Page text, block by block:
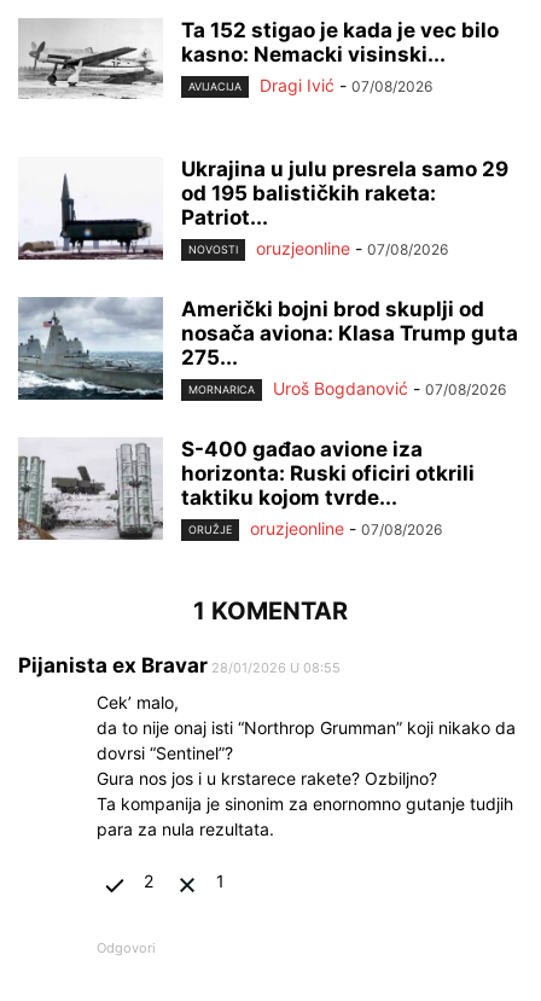
Ta 152 stigao je kada je vec bilo
kasno: Nemacki visinski...
AVIJACIJA Dragi Ivić - 07/08/2026
Ukrajina u julu presrela samo 29
od 195 balističkih raketa:
Patriot...
NOVOSTI oruzjeonline - 07/08/2026
Američki bojni brod skuplji od
nosača aviona: Klasa Trump guta
275...
MORNARICA Uroš Bogdanović - 07/08/2026
S-400 gađao avione iza
horizonta: Ruski oficiri otkrili
taktiku kojom tvrde...
ORUŽJE oruzjeonline - 07/08/2026
1 KOMENTAR
Pijanista ex Bravar 28/01/2026 U 08:55
Cek’ malo,
da to nije onaj isti “Northrop Grumman” koji nikako da
dovrsi “Sentinel”?
Gura nos jos i u krstarece rakete? Ozbiljno?
Ta kompanija je sinonim za enornomno gutanje tudjih
para za nula rezultata.
2 1
Odgovori